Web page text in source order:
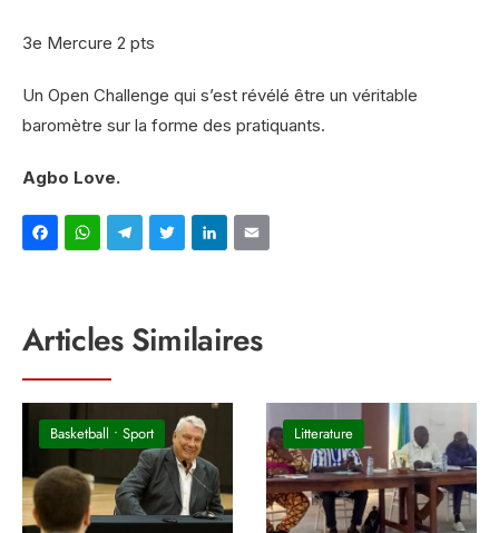
3e Mercure 2 pts
Un Open Challenge qui s’est révélé être un véritable
baromètre sur la forme des pratiquants.
Agbo Love.
Facebook
WhatsApp
Telegram
Twitter
LinkedIn
Articles Similaires
Basketball • Sport Litterature